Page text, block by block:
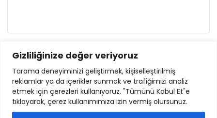
Gizliliğinize değer veriyoruz
Tarama deneyiminizi geliştirmek, kişiselleştirilmiş
reklamlar ya da içerikler sunmak ve trafiğimizi analiz
etmek için çerezleri kullanıyoruz. "Tümünü Kabul Et"e
tıklayarak, çerez kullanımımıza izin vermiş olursunuz.
GÖNDER